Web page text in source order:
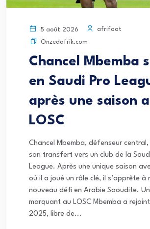
5 août 2026
afrifoot
Onzedafrik.com
Chancel Mbemba
en Saudi Pro
après une saison
LOSC
Chancel Mbemba, défenseur
son transfert vers un club de la
League. Après une unique saison
où il a joué un rôle clé, il s’apprête à
nouveau défi en Arabie Saoudite.
marquant au LOSC Mbemba a rejoint
2025, libre de...